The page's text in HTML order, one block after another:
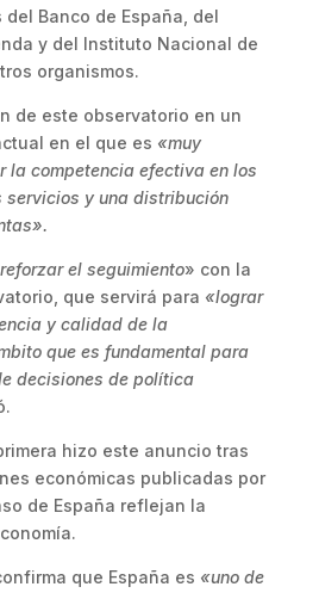
Banco de España, del
y del Instituto Nacional de
organismos.
de este observatorio en un
en el que es «muy
la competencia efectiva en los
servicios y una distribución
el seguimiento» con la
que servirá para «lograr
y calidad de la
que es fundamental para
decisiones de política
hizo este anuncio tras
económicas publicadas por
de España reflejan la
que España es «uno de